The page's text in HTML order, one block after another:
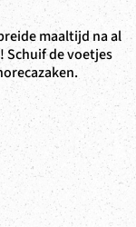
maaltijd na al
Schuif de voetjes